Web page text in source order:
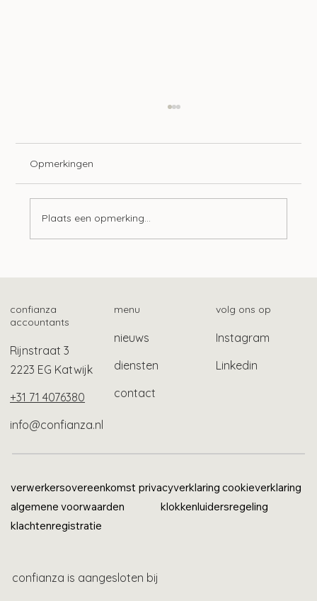
Opmerkingen
Plaats een opmerking...
confianza
accountants
Rijnstraat 3
2223 EG Katwijk
+31 71 4076380
info@confianza.nl
menu
nieuws
diensten
contact
volg ons op
Instagram
Linkedin
verwerkersovereenkomst privacyverklaring cookieverklaring
algemene voorwaarden
klokkenluidersregeling
klachtenregistratie
confianza is aangesloten bij